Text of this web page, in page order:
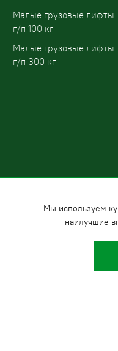
Малые грузовые лифты
г/п 100 кг
Малые грузовые лифты
г/п 300 кг
Мы используем
наилучшие